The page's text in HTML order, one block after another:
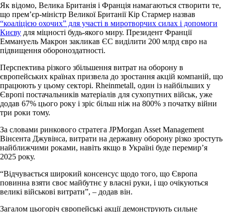
Як відомо, Велика Британія і Франція намагаються створити те,
що прем’єр-міністр Великої Британії Кір Стармер назвав
“коаліцією охочих” для участі в миротворчих силах і допомоги
Києву для міцності будь-якого миру. Президент Франції
Еммануель Макрон закликав ЄС виділити 200 млрд євро на
підвищення обороноздатності.
Перспектива різкого збільшення витрат на оборону в
європейських країнах призвела до зростання акцій компаній, що
працюють у цьому секторі. Rheinmetall, один із найбільших у
Європі постачальників матеріалів для сухопутних військ, уже
додав 67% цього року і зріс більш ніж на 800% з початку війни
три роки тому.
За словами ринкового стратега JPMorgan Asset Management
Вінсента Джувінса, витрати на державну оборону різко зростуть
найближчими роками, навіть якщо в Україні буде перемир’я
2025 року.
“Відчувається широкий консенсус щодо того, що Європа
повинна взяти своє майбутнє у власні руки, і що очікуються
великі військові витрати”, – додав він.
Загалом цьогоріч європейські акції демонструють сильне